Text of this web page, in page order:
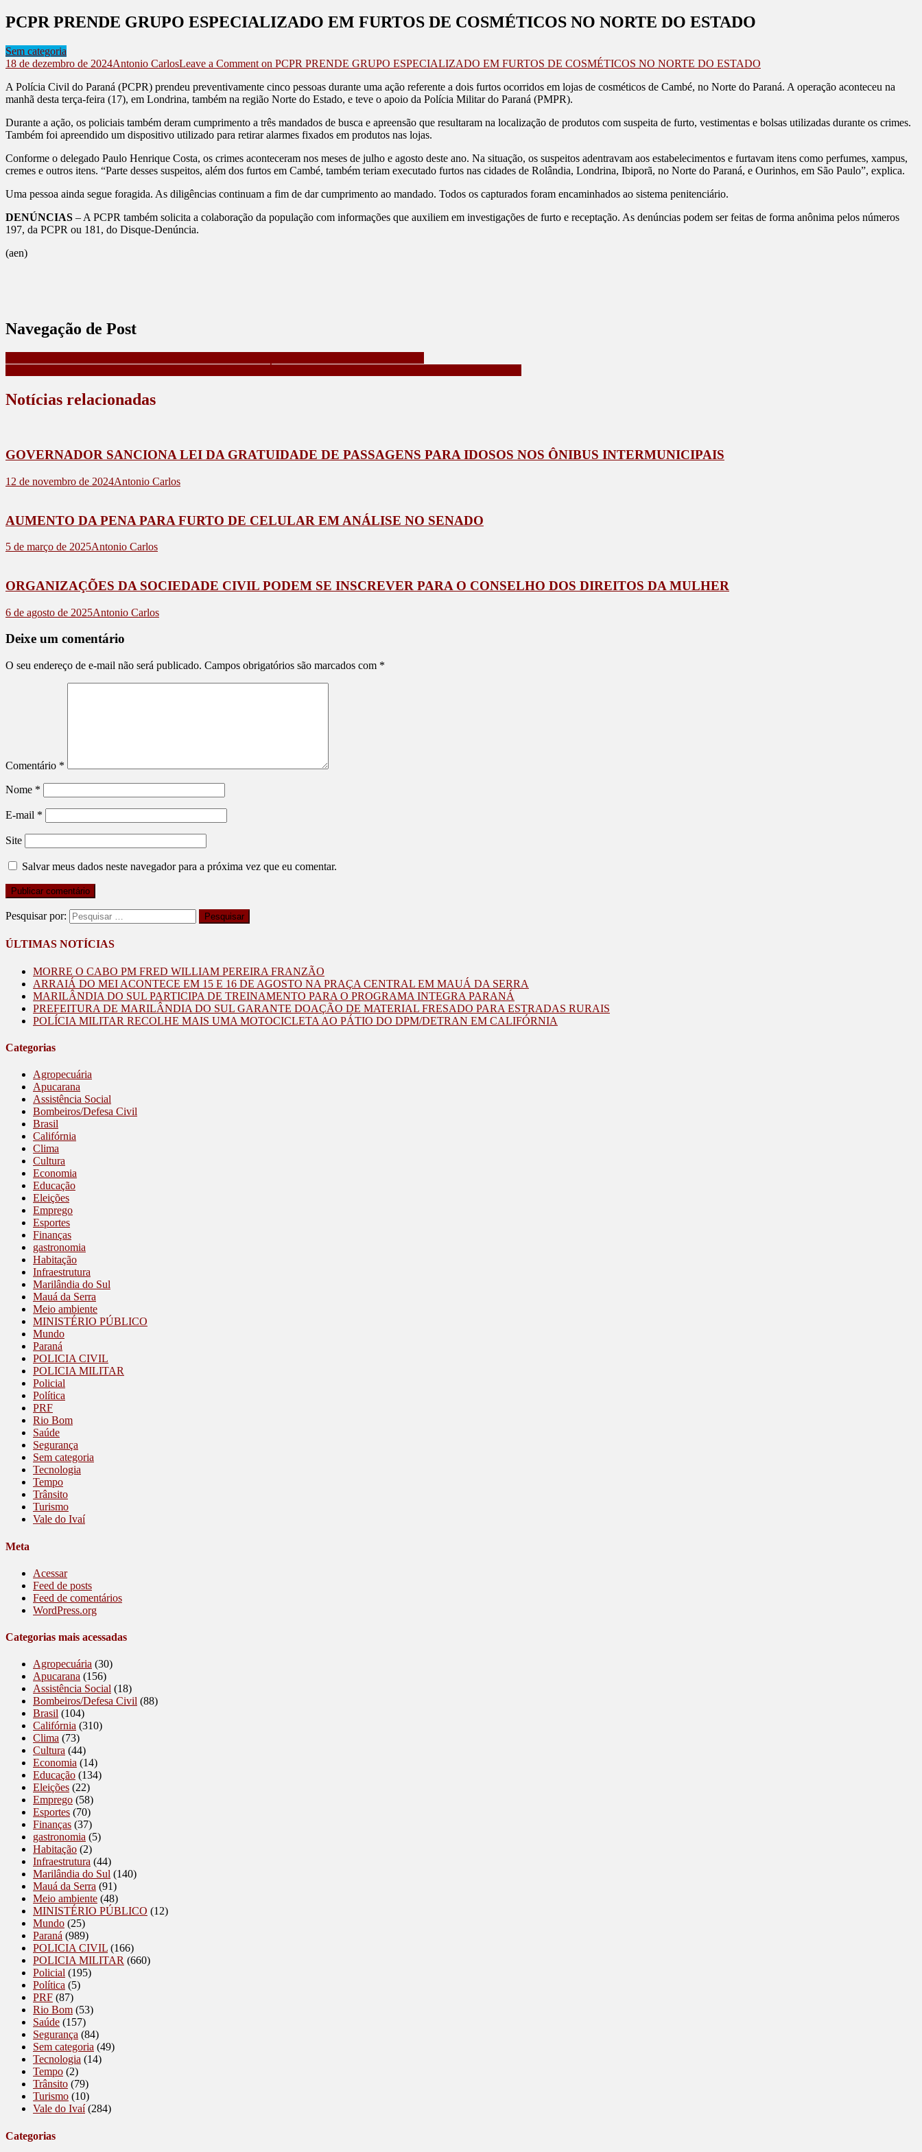
PCPR PRENDE GRUPO ESPECIALIZADO EM FURTOS DE COSMÉTICOS NO NORTE DO ESTADO
Sem categoria
18 de dezembro de 2024Antonio CarlosLeave a Comment on PCPR PRENDE GRUPO ESPECIALIZADO EM FURTOS DE COSMÉTICOS NO NORTE DO ESTADO
A Polícia Civil do Paraná (PCPR) prendeu preventivamente cinco pessoas durante uma ação referente a dois furtos ocorridos em lojas de cosméticos de Cambé, no Norte do Paraná. A operação aconteceu na
manhã desta terça-feira (17), em Londrina, também na região Norte do Estado, e teve o apoio da Polícia Militar do Paraná (PMPR).
Durante a ação, os policiais também deram cumprimento a três mandados de busca e apreensão que resultaram na localização de produtos com suspeita de furto, vestimentas e bolsas utilizadas durante os crimes.
Também foi apreendido um dispositivo utilizado para retirar alarmes fixados em produtos nas lojas.
Conforme o delegado Paulo Henrique Costa, os crimes aconteceram nos meses de julho e agosto deste ano. Na situação, os suspeitos adentravam aos estabelecimentos e furtavam itens como perfumes, xampus,
cremes e outros itens. “Parte desses suspeitos, além dos furtos em Cambé, também teriam executado furtos nas cidades de Rolândia, Londrina, Ibiporã, no Norte do Paraná, e Ourinhos, em São Paulo”, explica.
Uma pessoa ainda segue foragida. As diligências continuam a fim de dar cumprimento ao mandado. Todos os capturados foram encaminhados ao sistema penitenciário.
DENÚNCIAS – A PCPR também solicita a colaboração da população com informações que auxiliem em investigações de furto e receptação. As denúncias podem ser feitas de forma anônima pelos números
197, da PCPR ou 181, do Disque-Denúncia.
(aen)
Navegação de Post
Notícias relacionadas
GOVERNADOR SANCIONA LEI DA GRATUIDADE DE PASSAGENS PARA IDOSOS NOS ÔNIBUS INTERMUNICIPAIS
12 de novembro de 2024Antonio Carlos
AUMENTO DA PENA PARA FURTO DE CELULAR EM ANÁLISE NO SENADO
5 de março de 2025Antonio Carlos
ORGANIZAÇÕES DA SOCIEDADE CIVIL PODEM SE INSCREVER PARA O CONSELHO DOS DIREITOS DA MULHER
6 de agosto de 2025Antonio Carlos
Deixe um comentário
O seu endereço de e-mail não será publicado. Campos obrigatórios são marcados com *
Comentário *
Nome *
E-mail *
Site
Salvar meus dados neste navegador para a próxima vez que eu comentar.
Pesquisar por:
ÚLTIMAS NOTÍCIAS
MORRE O CABO PM FRED WILLIAM PEREIRA FRANZÃO
ARRAIÁ DO MEI ACONTECE EM 15 E 16 DE AGOSTO NA PRAÇA CENTRAL EM MAUÁ DA SERRA
MARILÂNDIA DO SUL PARTICIPA DE TREINAMENTO PARA O PROGRAMA INTEGRA PARANÁ
PREFEITURA DE MARILÂNDIA DO SUL GARANTE DOAÇÃO DE MATERIAL FRESADO PARA ESTRADAS RURAIS
POLÍCIA MILITAR RECOLHE MAIS UMA MOTOCICLETA AO PÁTIO DO DPM/DETRAN EM CALIFÓRNIA
Categorias
Agropecuária
Apucarana
Assistência Social
Bombeiros/Defesa Civil
Brasil
Califórnia
Clima
Cultura
Economia
Educação
Eleições
Emprego
Esportes
Finanças
gastronomia
Habitação
Infraestrutura
Marilândia do Sul
Mauá da Serra
Meio ambiente
MINISTÉRIO PÚBLICO
Mundo
Paraná
POLICIA CIVIL
POLICIA MILITAR
Policial
Política
PRF
Rio Bom
Saúde
Segurança
Sem categoria
Tecnologia
Tempo
Trânsito
Turismo
Vale do Ivaí
Meta
Acessar
Feed de posts
Feed de comentários
WordPress.org
Categorias mais acessadas
Agropecuária (30)
Apucarana (156)
Assistência Social (18)
Bombeiros/Defesa Civil (88)
Brasil (104)
Califórnia (310)
Clima (73)
Cultura (44)
Economia (14)
Educação (134)
Eleições (22)
Emprego (58)
Esportes (70)
Finanças (37)
gastronomia (5)
Habitação (2)
Infraestrutura (44)
Marilândia do Sul (140)
Mauá da Serra (91)
Meio ambiente (48)
MINISTÉRIO PÚBLICO (12)
Mundo (25)
Paraná (989)
POLICIA CIVIL (166)
POLICIA MILITAR (660)
Policial (195)
Política (5)
PRF (87)
Rio Bom (53)
Saúde (157)
Segurança (84)
Sem categoria (49)
Tecnologia (14)
Tempo (2)
Trânsito (79)
Turismo (10)
Vale do Ivaí(284)
Categorias